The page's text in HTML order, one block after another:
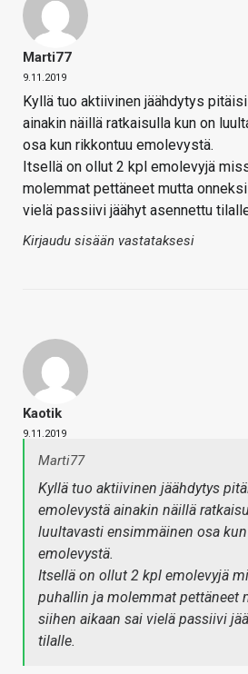
Marti77
9.11.2019
Kyllä tuo aktiivinen jäähdytys
ainakin näillä ratkaisulla kun on
osa kun rikkontuu emolevystä.
Itsellä on ollut 2 kpl emolevyjä
molemmat pettäneet mutta
vielä passiivi jäähyt asennettu
Kirjaudu sisään vastataksesi
Kaotik
9.11.2019
Marti77
Kyllä tuo aktiivinen jäähdytys
emolevystä ainakin näillä
luultavasti ensimmäinen osa
emolevystä.
Itsellä on ollut 2 kpl emolevyjä
puhallin ja molemmat pettäneet
siihen aikaan sai vielä passiivi
tilalle.